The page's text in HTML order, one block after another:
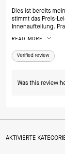
Dies ist bereits
stimmt das Preis-
Innenaufteilung.
sicher, dass dies
READ MORE
Verified review
Was this review
AKTIVIERTE